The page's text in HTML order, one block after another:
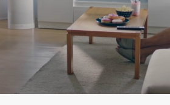
SHARE TWEET LINE EMAIL